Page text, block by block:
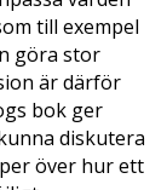
till exempel
göra stor
är därför
bok ger
diskutera
över hur ett